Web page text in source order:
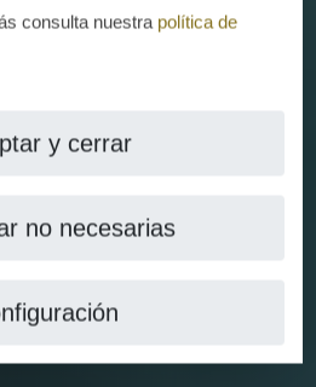
consulta nuestra política de
y cerrar
no necesarias